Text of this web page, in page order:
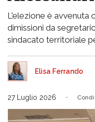
L'elezione è avvenuta
dimissioni da
sindacato territoriale
Elisa Ferrando
27 Luglio 2026